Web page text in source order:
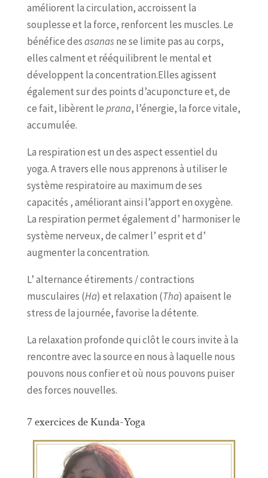
améliorent la circulation, accroissent la
souplesse et la force, renforcent les muscles. Le
bénéfice desasanasne se limite pas au corps,
elles calment et rééquilibrent le mental et
développent la concentration.Elles agissent
également sur des points d’acuponcture et, de
ce fait, libèrent leprana, l’énergie, la force vitale,
accumulée.
La respiration est un des aspect essentiel du
yoga. A travers elle nous apprenons à utiliser le
système respiratoire au maximum de ses
capacités , améliorant ainsi l’apport en oxygène.
La respiration permet également d’ harmoniser le
système nerveux, de calmer l’ esprit et d’
augmenter la concentration.
L’ alternance étirements / contractions
musculaires (Ha) et relaxation (Tha) apaisent le
stress de la journée, favorise la détente.
La relaxation profonde qui clôt le cours invite à la
rencontre avec la source en nous à laquelle nous
pouvons nous confier et où nous pouvons puiser
des forces nouvelles.
7 exercices de Kunda-Yoga